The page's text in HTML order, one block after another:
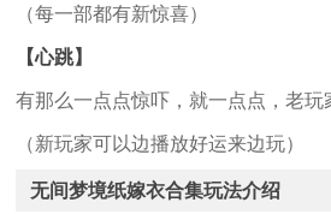
（每一部都有新惊喜）
【心跳】
有那么一点点惊吓，就一点点，老玩
（新玩家可以边播放好运来边玩）
无间梦境纸嫁衣合集玩法介绍